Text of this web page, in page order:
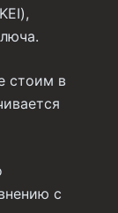
стоим в
с